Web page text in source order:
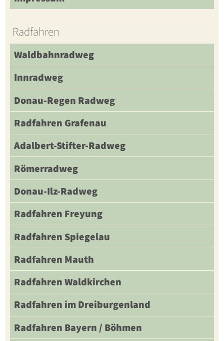
Radfahren
Waldbahnradweg
Innradweg
Donau-Regen Radweg
Radfahren Grafenau
Adalbert-Stifter-Radweg
Römerradweg
Donau-Ilz-Radweg
Radfahren Freyung
Radfahren Spiegelau
Radfahren Mauth
Radfahren Waldkirchen
Radfahren im Dreiburgenland
Radfahren Bayern / Böhmen